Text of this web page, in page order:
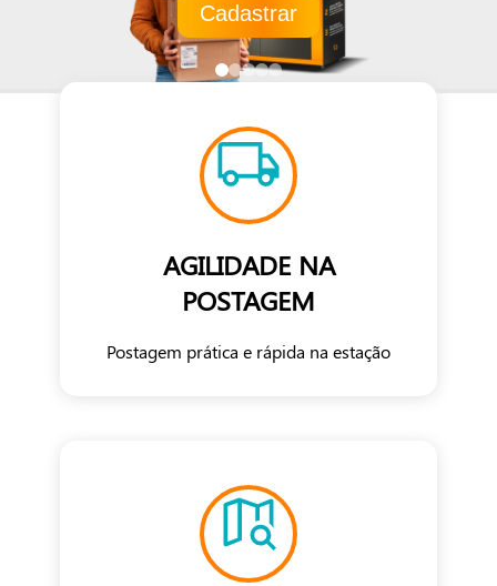
Cadastrar
AGILIDADE NA
POSTAGEM
Postagem prática e rápida na estação